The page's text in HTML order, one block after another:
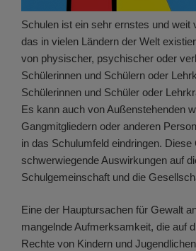
Schulen ist ein sehr ernstes und weit
das in vielen Ländern der Welt
von physischer, psychischer oder
Schülerinnen und Schülern oder
Schülerinnen und Schüler oder
Es kann auch von Außenstehenden
Gangmitgliedern oder anderen
in das Schulumfeld eindringen. Diese
schwerwiegende Auswirkungen auf
Schulgemeinschaft und die
Eine der Hauptursachen für Gewalt
mangelnde Aufmerksamkeit, die auf
Rechte von Kindern und